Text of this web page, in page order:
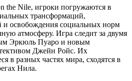
the Nile, игроки погружаются в
трансформаций,
освобождения социальных норм
атмосферу. Игра следит за двумя
Эркюль Пуаро и новым
Джейн Ройс. Их
в разных частях мира, сходятся в
Нила.